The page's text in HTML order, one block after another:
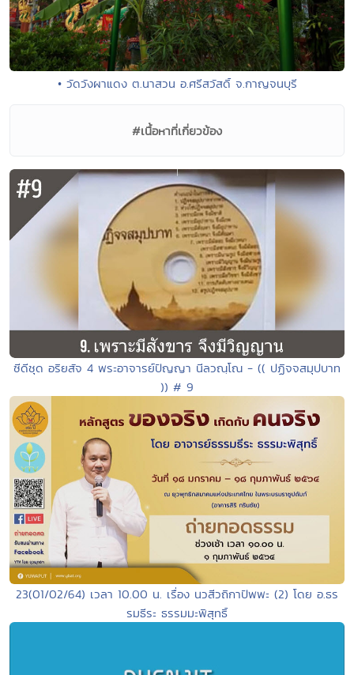
• วัดวังผาแดง ต.นาสวน อ.ศรีสวัสดิ์ จ.กาญจนบุรี
#เนื้อหาที่เกี่ยวข้อง
ซีดีชุด อริยสัจ 4 พระอาจารย์ปัญญา นีลวณฺโณ - (( ปฏิจจสมุปบาท
)) # 9
23(01/02/64) เวลา 10.00 น. เรื่อง นวสีวถิกาปัพพะ (2) โดย อ.ธร
รมธีระ ธรรมมะพิสุทธิ์